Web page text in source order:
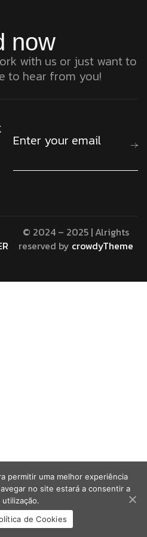
now
with us or just want to
to hear from you!
© 2024 – 2025 | Alrights
reserved by crowdyTheme
permitir uma melhor experiência
no site estará a consentir a
utilização.
de Cookies